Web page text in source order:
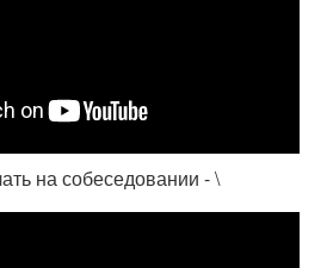
на собеседовании - \